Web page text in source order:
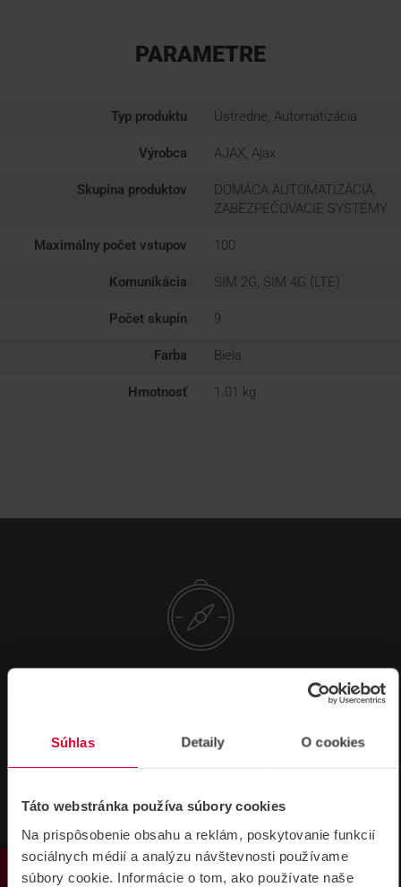
Súhlas Detaily O cookies
Táto webstránka používa súbory cookies
Na prispôsobenie obsahu a reklám, poskytovanie funkcií
sociálnych médií a analýzu návštevnosti používame
súbory cookie. Informácie o tom, ako používate naše
PARAMETRE
Typ produktu Ústredne, Automatizácia
Výrobca AJAX, Ajax
Skupina produktov
DOMÁCA AUTOMATIZÁCIA,
ZABEZPEČOVACIE SYSTÉMY
Maximálny počet vstupov 100
Komunikácia SIM 2G, SIM 4G (LTE)
Počet skupín 9
Farba Biela
Hmotnosť 1.01 kg
NÁVODY A PODPORA
DATASHEETY
AJAX Hub BP en CE